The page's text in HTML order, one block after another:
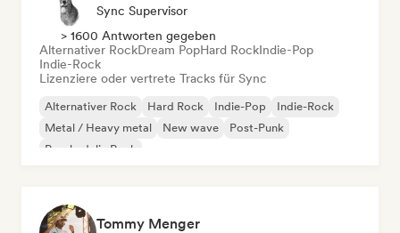
Sync Supervisor
> 1600 Antworten gegeben
Alternativer RockDream PopHard RockIndie-Pop
Indie-Rock
Lizenziere oder vertrete Tracks für Sync
Alternativer Rock Hard Rock Indie-Pop
Indie-Rock
Metal / Heavy metal
New wave
Post-Punk
Psychedelic Rock
Tommy Menger